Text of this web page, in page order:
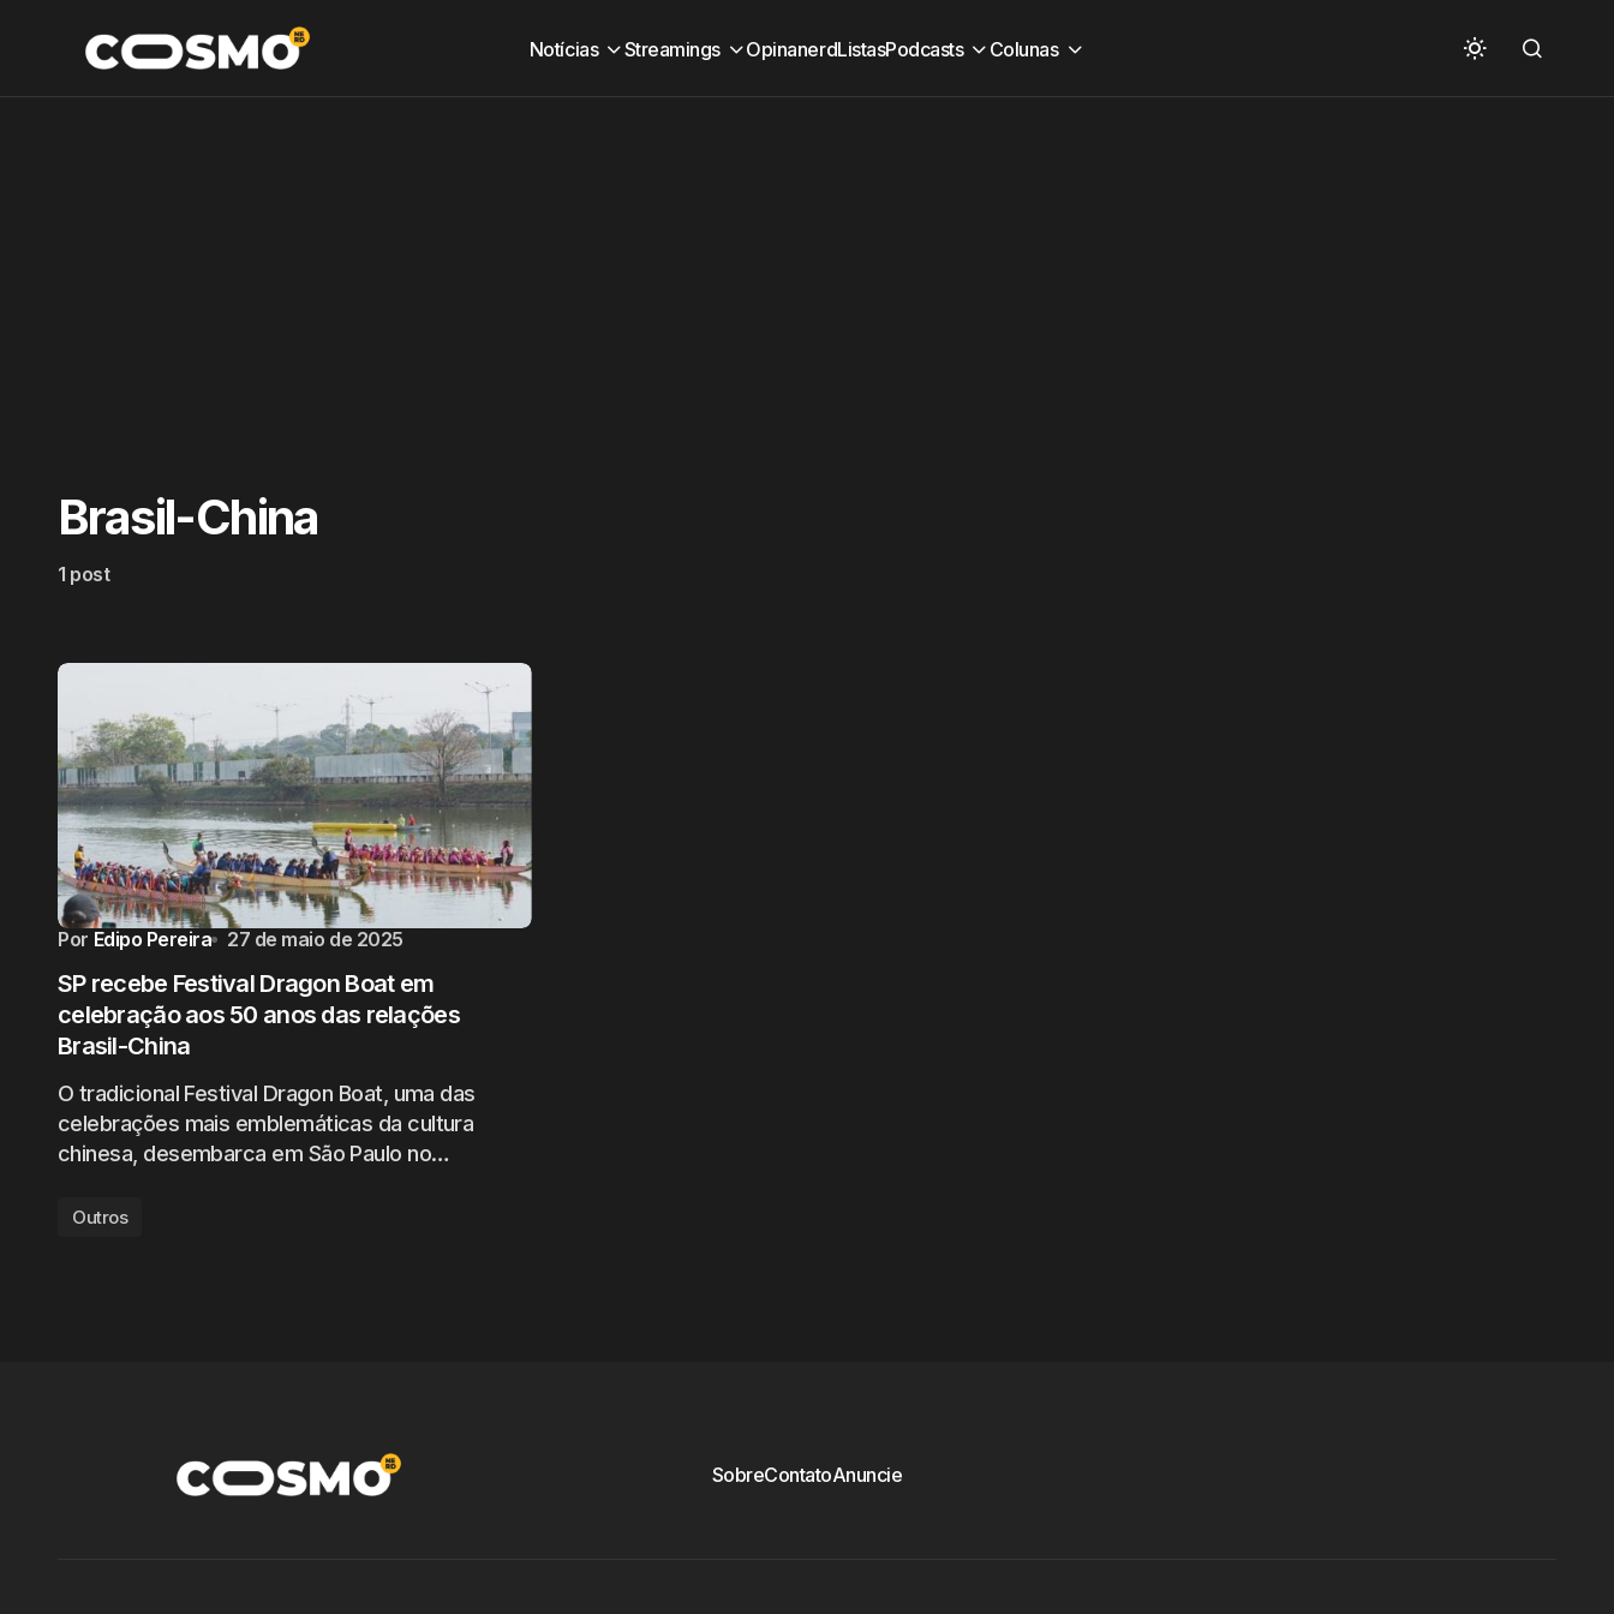
Notícias Streamings OpinanerdListasPodcasts Colunas
Brasil-China
1 post
Por Edipo Pereira 27 de maio de 2025
SP recebe Festival Dragon Boat em
celebração aos 50 anos das relações
Brasil-China
O tradicional Festival Dragon Boat, uma das
celebrações mais emblemáticas da cultura
chinesa, desembarca em São Paulo no…
Outros
SobreContatoAnuncie